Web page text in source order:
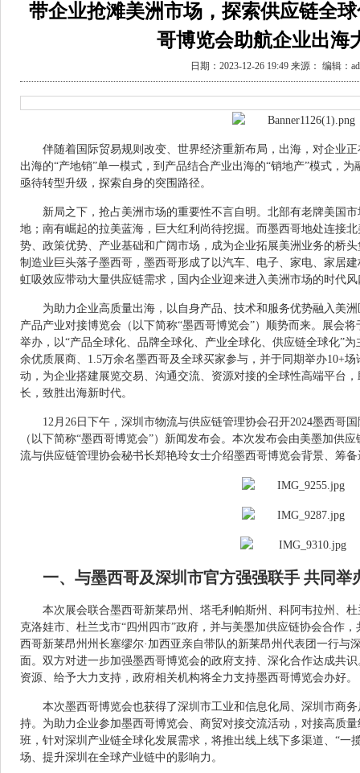
带企业抢滩美洲市场，探索供应链全
哥博览会助航企业出海
日期：2023-12-26 19:49 来源： 编辑：
伴随着国际贸易规则改变、世界经济重新布局，出海，对企业
出海的“产地销”单一模式，到产品结合产业出海的“销地产”模式，
亟待转型升级，探索自身的突围路径。
新局之下，抢占美洲市场的重要性不言自明。北部有老牌美国
地；南有崛起的拉美蓝海，巨大红利尚待挖掘。而墨西哥地处连接
势、政策优势、产业基础和广阔市场，成为企业拓展美洲业务的桥
制造业巨头落子墨西哥，墨西哥形成了以汽车、电子、家电、家居
虹吸效应带动大量供应链需求，国内企业迎来进入美洲市场的时代风
为助力企业高质量出海，以自身产品、技术和服务优势融入美
产品产业对接博览会（以下简称“墨西哥博览会”）顺势而来。展会
举办，以“产品全球化、品牌全球化、产业全球化、供应链全球化”
余优质展商、1.5万余名墨西哥及全球买家参与，并于同期举办10+
动，为企业搭建展览交易、沟通交流、资源对接的全球性高端平台
长，致胜出海新时代。
12月26日下午，深圳市物流与供应链管理协会召开2024墨西哥
（以下简称“墨西哥博览会”）新闻发布会。本次发布会由美墨加供
流与供应链管理协会秘书长郑艳玲女士介绍墨西哥博览会背景、筹
一、与墨西哥及深圳市官方强强联手 共同举
本次展会联合墨西哥新莱昂州、塔毛利帕斯州、科阿韦拉州、
克洛娃市、杜兰戈市“四州四市”政府，并与美墨加供应链协会合作
西哥新莱昂州州长塞缪尔·加西亚亲自带队的新莱昂州代表团一行与
面。双方对进一步加强墨西哥博览会的政府支持、深化合作达成共
资源、给予大力支持，政府相关机构将全力支持墨西哥博览会办好。
本次墨西哥博览会也获得了深圳市工业和信息化局、深圳市商
持。为助力企业参加墨西哥博览会、商贸对接交流活动，对接高质
班，针对深圳产业链全球化发展需求，将推出线上线下多渠道、“一
场、提升深圳在全球产业链中的影响力。